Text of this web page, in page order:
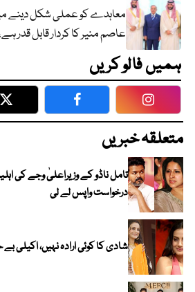
معاہدے کو عملی شکل دینے
عاصم منیر کا کردار قابل قدر
ہمیں فالو کریں
Twitter Facebook
متعلقہ خبریں
تامل ناڈو کے وزیراعلیٰ وجے کی
درخواست واپس لے لی
شادی کا کوئی ارادہ نہیں، اکیلی